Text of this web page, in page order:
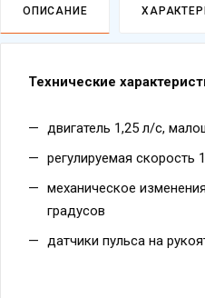
ОПИСАНИЕ
Технические
двигатель 1,25 л/с,
регулируемая скорость
механическое
градусов
датчики пульса на